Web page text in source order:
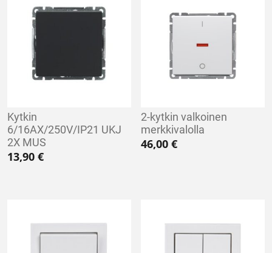
Kytkin
6/16AX/250V/IP21 UKJ
2X MUS
13,90 €
2-kytkin valkoinen
merkkivalolla
46,00€